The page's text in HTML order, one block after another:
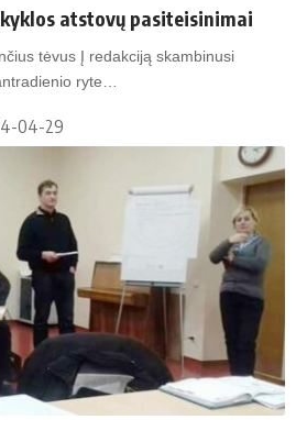
atstovų pasiteisinimai
tėvus Į redakciją skambinusi
ryte…
04-29